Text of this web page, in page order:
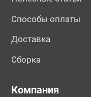
Способы оплаты
Доставка
Сборка
Компания